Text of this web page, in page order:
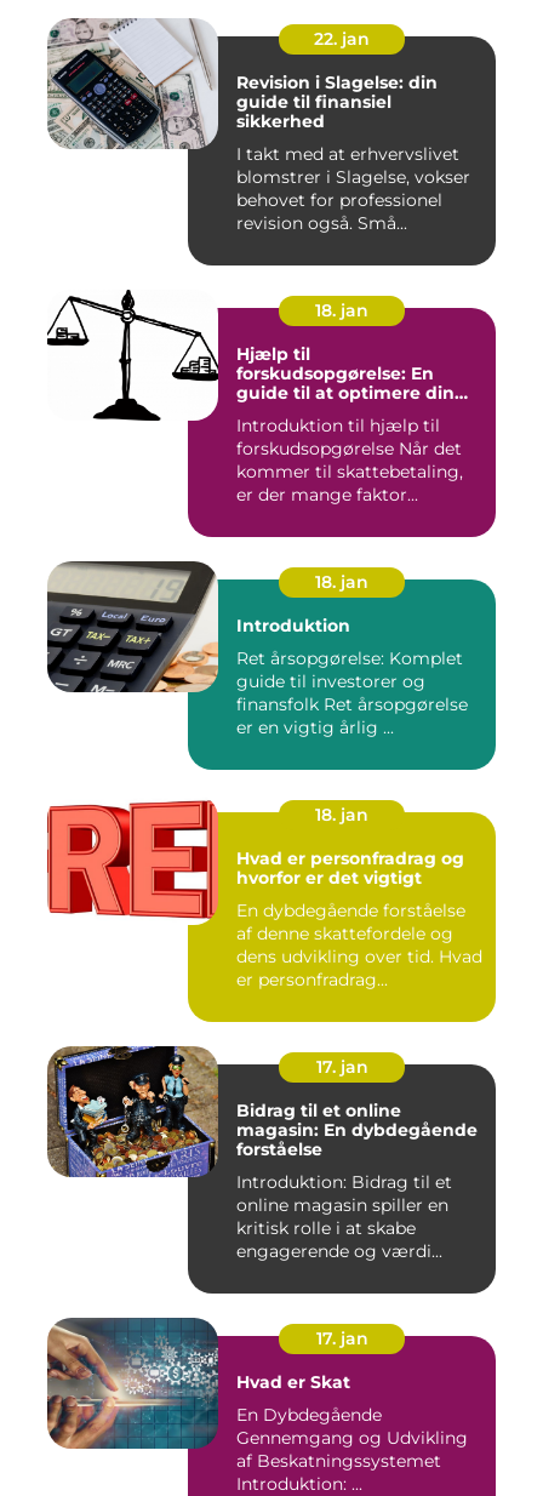
22. jan
Revision i Slagelse: din
guide til finansiel
sikkerhed
I takt med at erhvervslivet
blomstrer i Slagelse, vokser
behovet for professionel
revision også. Små...
18. jan
Hjælp til
forskudsopgørelse: En
guide til at optimere din
Introduktion til hjælp til
forskudsopgørelse Når det
kommer til skattebetaling,
er der mange faktor...
18. jan
Introduktion
Ret årsopgørelse: Komplet
guide til investorer og
finansfolk Ret årsopgørelse
er en vigtig årlig ...
18. jan
Hvad er personfradrag og
hvorfor er det vigtigt
En dybdegående forståelse
af denne skattefordele og
dens udvikling over tid. Hvad
er personfradrag...
17. jan
Bidrag til et online
magasin: En dybdegående
forståelse
Introduktion: Bidrag til et
online magasin spiller en
kritisk rolle i at skabe
engagerende og værdi...
17. jan
Hvad er Skat
En Dybdegående
Gennemgang og Udvikling
af Beskatningssystemet
Introduktion: ...